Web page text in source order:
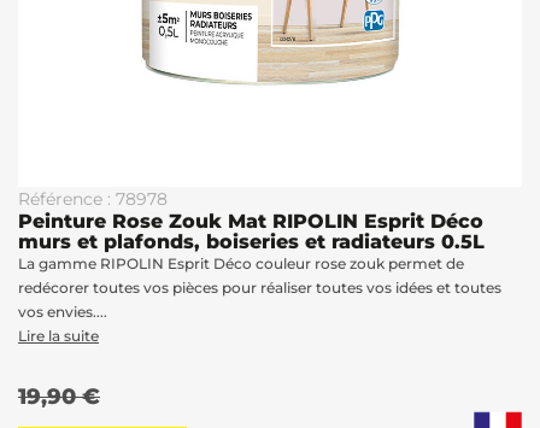
Référence : 78978
Peinture Rose Zouk Mat RIPOLIN Esprit Déco
murs et plafonds, boiseries et radiateurs 0.5L
La gamme RIPOLIN Esprit Déco couleur rose zouk permet de
redécorer toutes vos pièces pour réaliser toutes vos idées et toutes
vos envies....
Lire la suite
19,90 €